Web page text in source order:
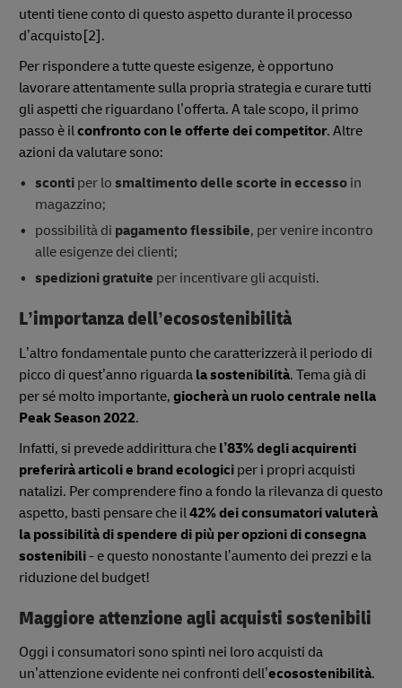
utenti tiene conto di questo aspetto durante il processo
d’acquisto[2].
Per rispondere a tutte queste esigenze, è opportuno
lavorare attentamente sulla propria strategia e curare tutti
gli aspetti che riguardano l’offerta. A tale scopo, il primo
passo è ilconfronto con le offerte dei competitor. Altre
azioni da valutare sono:
scontiper lo smaltimento delle scorte in eccessoin
magazzino;
possibilità di pagamento flessibile, per venire incontro
alle esigenze dei clienti;
spedizioni gratuite per incentivare gli acquisti.
L’importanza dell’ecosostenibilità
L’altro fondamentale punto che caratterizzerà il periodo di
picco di quest’anno riguarda lasostenibilità. Tema già di
per sé molto importante, giocherà un ruolo centrale nella
Peak Season 2022.
Infatti, si prevede addirittura che l’83% degli acquirenti
preferirà articoli e brand ecologici per i propri acquisti
natalizi. Per comprendere fino a fondo la rilevanza di questo
aspetto, basti pensare che il42% dei consumatori valuterà
la possibilità di spendere di più per opzioni di consegna
sostenibili- e questo nonostante l’aumento dei prezzi e la
riduzione del budget!
Maggiore attenzione agli acquisti sostenibili
Oggi i consumatori sono spinti nei loro acquisti da
un’attenzione evidente nei confronti dell’ecosostenibilità.